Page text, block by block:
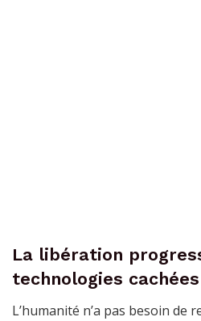
La libération
technologies cachées
L’humanité n’a pas besoin de